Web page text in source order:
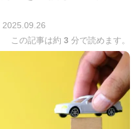
2025.09.26
この記事は約 3 分で読めます。